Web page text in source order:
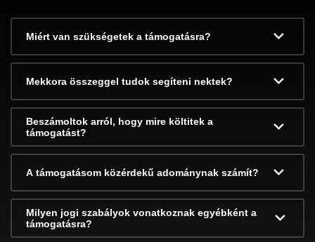
Miért van szükségetek a támogatásra?
Mekkora összeggel tudok segíteni nektek?
Beszámoltok arról, hogy mire költitek a
támogatást?
A támogatásom közérdekű adománynak számít?
Milyen jogi szabályok vonatkoznak egyébként a
támogatásra?